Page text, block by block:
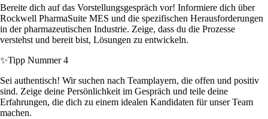
Bereite dich auf das Vorstellungsgespräch vor! Informiere dich über
Rockwell PharmaSuite MES und die spezifischen Herausforderungen
in der pharmazeutischen Industrie. Zeige, dass du die Prozesse
verstehst und bereit bist, Lösungen zu entwickeln.
✨Tipp Nummer 4
Sei authentisch! Wir suchen nach Teamplayern, die offen und positiv
sind. Zeige deine Persönlichkeit im Gespräch und teile deine
Erfahrungen, die dich zu einem idealen Kandidaten für unser Team
machen.